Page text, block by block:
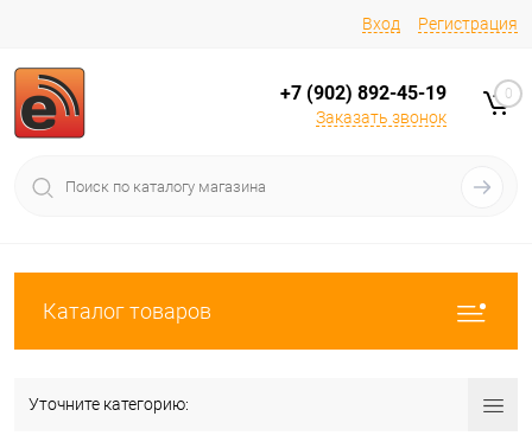
Вход Регистрация
+7 (902) 892-45-19
Заказать звонок
0
Каталог товаров
Уточните категорию: